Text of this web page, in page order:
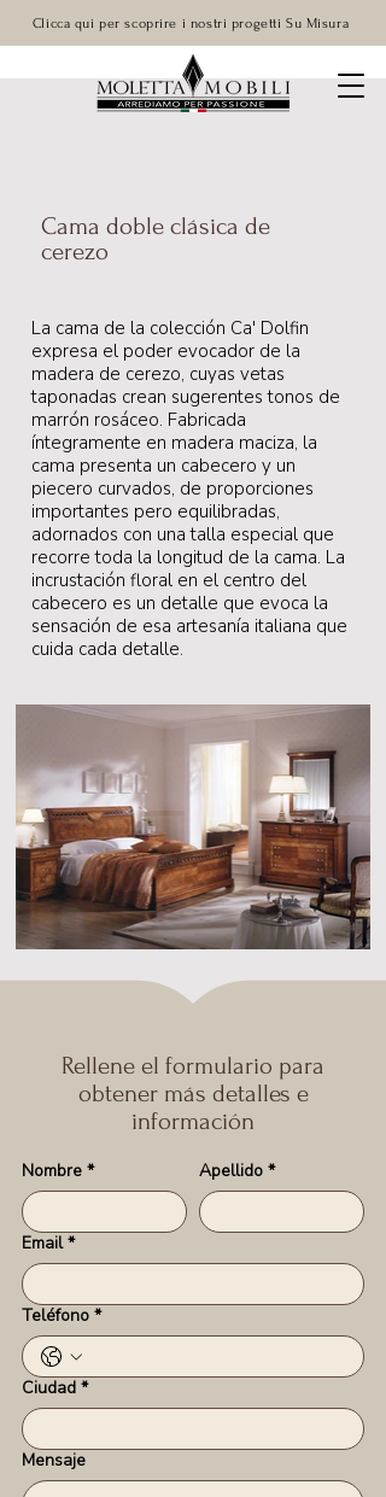
Clicca qui per scoprire i nostri progetti Su Misura
Cama doble clásica de
cerezo
La cama de la colección Ca' Dolfin
expresa el poder evocador de la
madera de cerezo, cuyas vetas
taponadas crean sugerentes tonos de
marrón rosáceo. Fabricada
íntegramente en madera maciza, la
cama presenta un cabecero y un
piecero curvados, de proporciones
importantes pero equilibradas,
adornados con una talla especial que
recorre toda la longitud de la cama. La
incrustación floral en el centro del
cabecero es un detalle que evoca la
sensación de esa artesanía italiana que
cuida cada detalle.
Rellene el formulario para
obtener más detalles e
información
Nombre * Apellido *
Email *
Teléfono *
Ciudad *
Mensaje